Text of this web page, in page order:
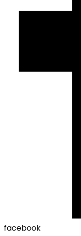
facebook